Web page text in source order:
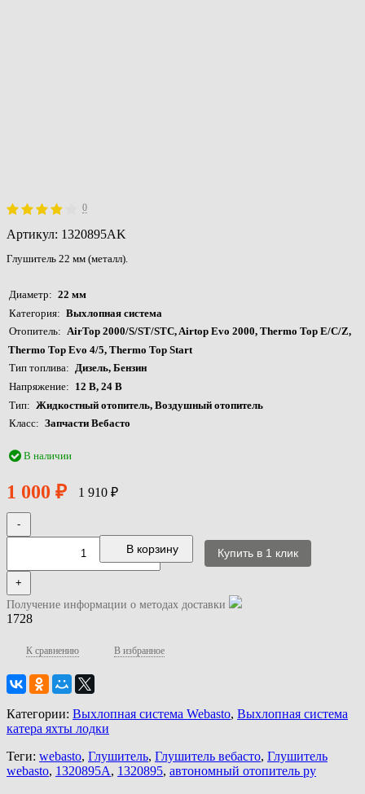
0
Артикул: 1320895AK
Глушитель 22 мм (металл).
Диаметр
22 мм
Категория
Выхлопная система
Отопитель
AirTop 2000/S/ST/STC, Airtop Evo 2000, Thermo Top E/C/Z,
Thermo Top Evo 4/5, Thermo Top Start
Тип топлива
Дизель, Бензин
Напряжение
12 В, 24 В
Тип
Жидкостный отопитель, Воздушный отопитель
Класс
Запчасти Вебасто
В наличии
1 000 ₽ 1 910 ₽
-
+
В корзину
Получение информации о методах доставки
1728
К сравнению В избранное
Категории: Выхлопная система Webasto, Выхлопная система
катера яхты лодки
Теги: webasto, Глушитель, Глушитель вебасто, Глушитель
webasto, 1320895A, 1320895, автономный отопитель ру